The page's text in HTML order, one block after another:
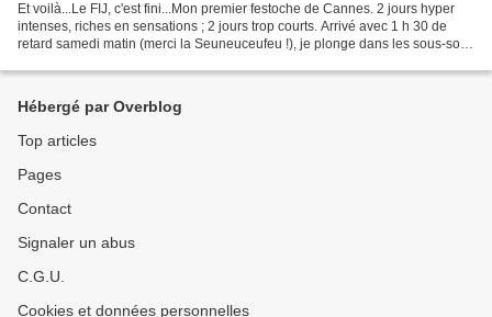
Et voilà...Le FIJ, c'est fini...Mon premier festoche de Cannes. 2 jours hyper
intenses, riches en sensations ; 2 jours trop courts. Arrivé avec 1 h 30 de
retard samedi matin (merci la Seuneuceufeu !), je plonge dans les sous-sols
Hébergé par Overblog
Top articles
Pages
Contact
Signaler un abus
C.G.U.
Cookies et données personnelles